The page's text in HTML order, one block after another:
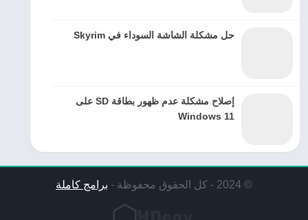
حل مشكلة الشاشة السوداء في Skyrim
إصلاح مشكلة عدم ظهور بطاقة SD على
Windows 11
© 2024 - كل الحقوق محفوظة - برامج كاملة